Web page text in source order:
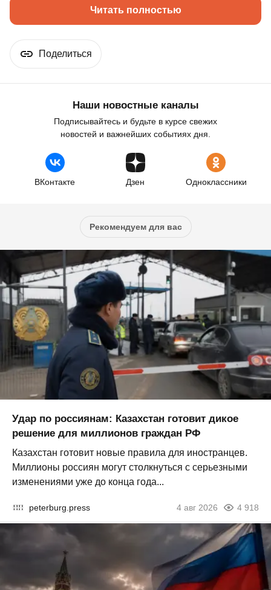
Читать полностью
Поделиться
Наши новостные каналы
Подписывайтесь и будьте в курсе свежих
новостей и важнейших событиях дня.
ВКонтакте Дзен Одноклассники
Рекомендуем для вас
Удар по россиянам: Казахстан готовит дикое
решение для миллионов граждан РФ
Казахстан готовит новые правила для иностранцев.
Миллионы россиян могут столкнуться с серьезными
изменениями уже до конца года...
peterburg.press 4 авг 2026 4 918